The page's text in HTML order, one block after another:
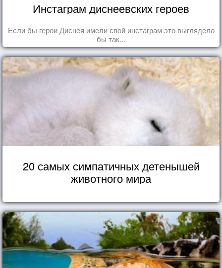
Инстаграм диснеевских героев
Если бы герои Диснея имели свой инстаграм это выглядело
бы так...
20 самых симпатичных детенышей
животного мира